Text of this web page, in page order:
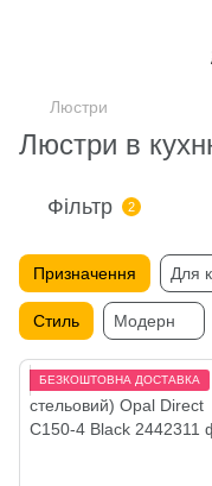
Люстри
Люстри в
Фільтр 2
Призначення Для
Стиль Модерн
БЕЗКОШТОВНА ДОСТАВКА